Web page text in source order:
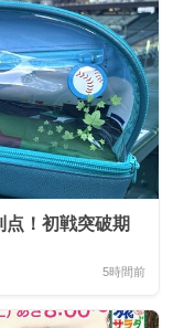
！初戦突破期
5時間前